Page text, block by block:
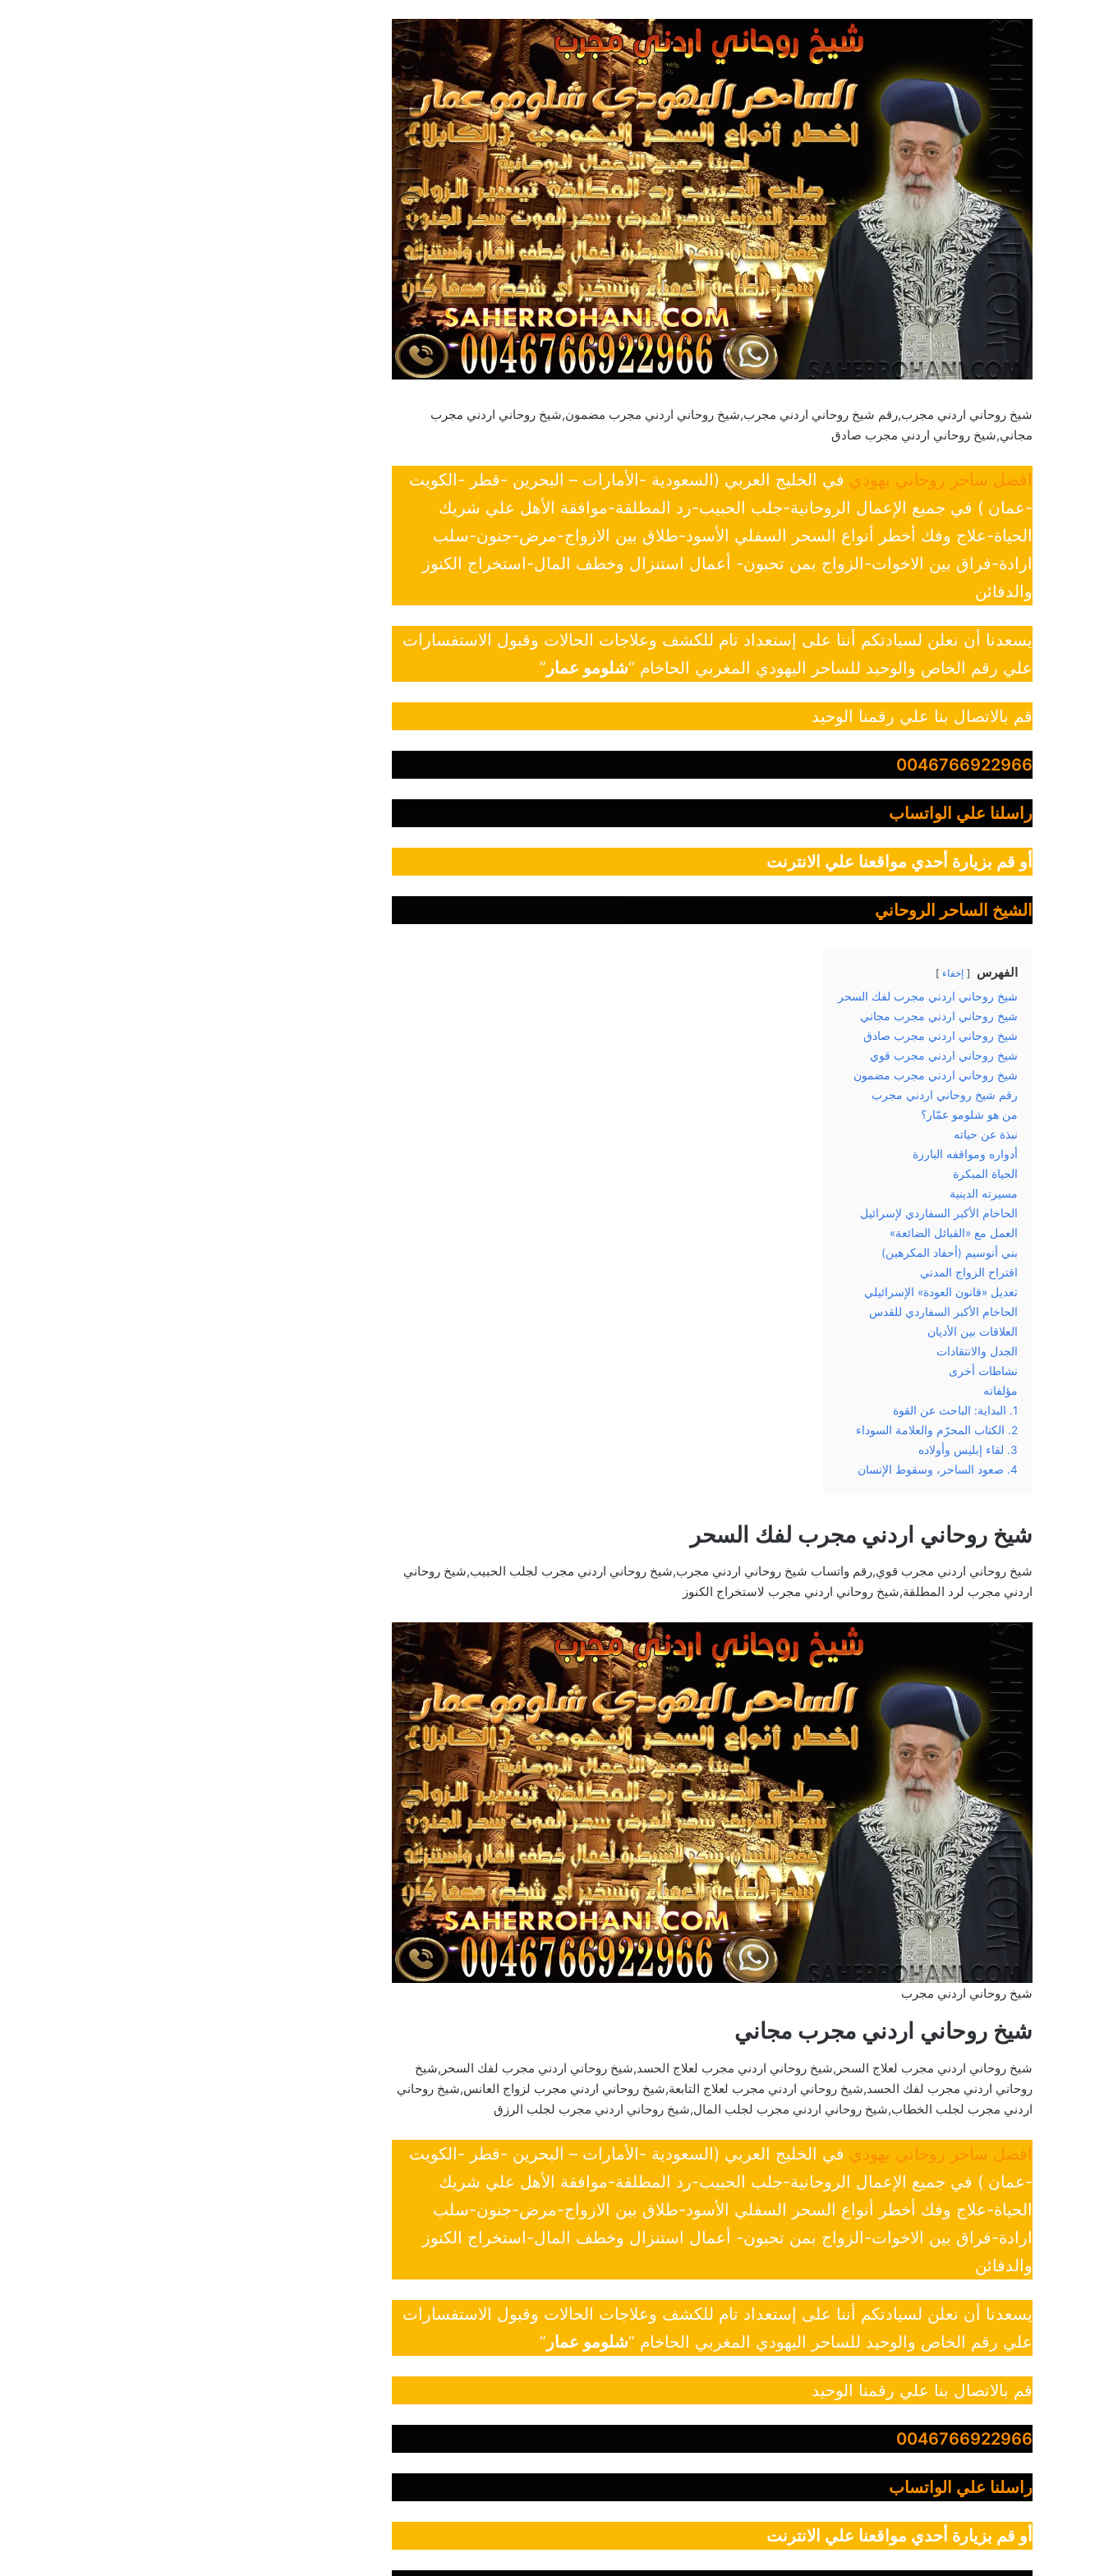
شيخ روحاني اردني مجرب,رقم شيخ روحاني اردني مجرب,شيخ روحاني اردني مجرب مضمون,شيخ روحاني اردني مجرب
مجاني,شيخ روحاني اردني مجرب صادق
افضل ساحر روحاني يهودي في الخليج العربي (السعودية -الأمارات – البحرين -قطر -الكويت
-عمان ) في جميع الإعمال الروحانية-جلب الحبيب-رد المطلقة-موافقة الأهل علي شريك
الحياة-علاج وفك أخطر أنواع السحر السفلي الأسود-طلاق بين الازواج-مرض-جنون-سلب
ارادة-فراق بين الاخوات-الزواج بمن تحبون- أعمال استنزال وخطف المال-استخراج الكنوز
والدفائن
يسعدنا أن نعلن لسيادتكم أننا على إستعداد تام للكشف وعلاجات الحالات وقبول الاستفسارات
علي رقم الخاص والوحيد للساحر اليهودي المغربي الحاخام “شلومو عمار ”
قم بالاتصال بنا علي رقمنا الوحيد
0046766922966
راسلنا علي الواتساب
أو قم بزيارة أحدي مواقعنا علي الانترنت
الشيخ الساحر الروحاني
الفهرس إخفاء
شيخ روحاني اردني مجرب لفك السحر
شيخ روحاني اردني مجرب مجاني
شيخ روحاني اردني مجرب صادق
شيخ روحاني اردني مجرب قوي
شيخ روحاني اردني مجرب مضمون
رقم شيخ روحاني اردني مجرب
من هو شلومو عمّار؟
نبذة عن حياته
أدواره ومواقفه البارزة
الحياة المبكرة
مسيرته الدينية
الحاخام الأكبر السفاردي لإسرائيل
العمل مع «القبائل الضائعة»
بني أنوسيم (أحفاد المكرهين)
اقتراح الزواج المدني
تعديل «قانون العودة» الإسرائيلي
الحاخام الأكبر السفاردي للقدس
العلاقات بين الأديان
الجدل والانتقادات
نشاطات أخرى
مؤلفاته
1. البداية: الباحث عن القوة
2. الكتاب المحرّم والعلامة السوداء
3. لقاء إبليس وأولاده
4. صعود الساحر، وسقوط الإنسان
شيخ روحاني اردني مجرب لفك السحر
شيخ روحاني اردني مجرب قوي,رقم واتساب شيخ روحاني اردني مجرب,شيخ روحاني اردني مجرب لجلب الحبيب,شيخ روحاني
اردني مجرب لرد المطلقة,شيخ روحاني اردني مجرب لاستخراج الكنوز
شيخ روحاني اردني مجرب
شيخ روحاني اردني مجرب مجاني
شيخ روحاني اردني مجرب لعلاج السحر,شيخ روحاني اردني مجرب لعلاج الحسد,شيخ روحاني اردني مجرب لفك السحر,شيخ
روحاني اردني مجرب لفك الحسد,شيخ روحاني اردني مجرب لعلاج التابعة,شيخ روحاني اردني مجرب لزواج العانس,شيخ روحاني
اردني مجرب لجلب الخطاب,شيخ روحاني اردني مجرب لجلب المال,شيخ روحاني اردني مجرب لجلب الرزق
افضل ساحر روحاني يهودي في الخليج العربي (السعودية -الأمارات – البحرين -قطر -الكويت
-عمان ) في جميع الإعمال الروحانية-جلب الحبيب-رد المطلقة-موافقة الأهل علي شريك
الحياة-علاج وفك أخطر أنواع السحر السفلي الأسود-طلاق بين الازواج-مرض-جنون-سلب
ارادة-فراق بين الاخوات-الزواج بمن تحبون- أعمال استنزال وخطف المال-استخراج الكنوز
والدفائن
يسعدنا أن نعلن لسيادتكم أننا على إستعداد تام للكشف وعلاجات الحالات وقبول الاستفسارات
علي رقم الخاص والوحيد للساحر اليهودي المغربي الحاخام “شلومو عمار ”
قم بالاتصال بنا علي رقمنا الوحيد
0046766922966
راسلنا علي الواتساب
أو قم بزيارة أحدي مواقعنا علي الانترنت